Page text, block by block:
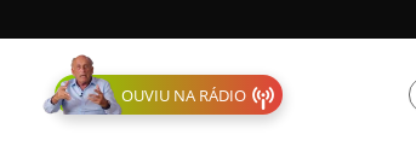
OUVIU NA RÁDIO